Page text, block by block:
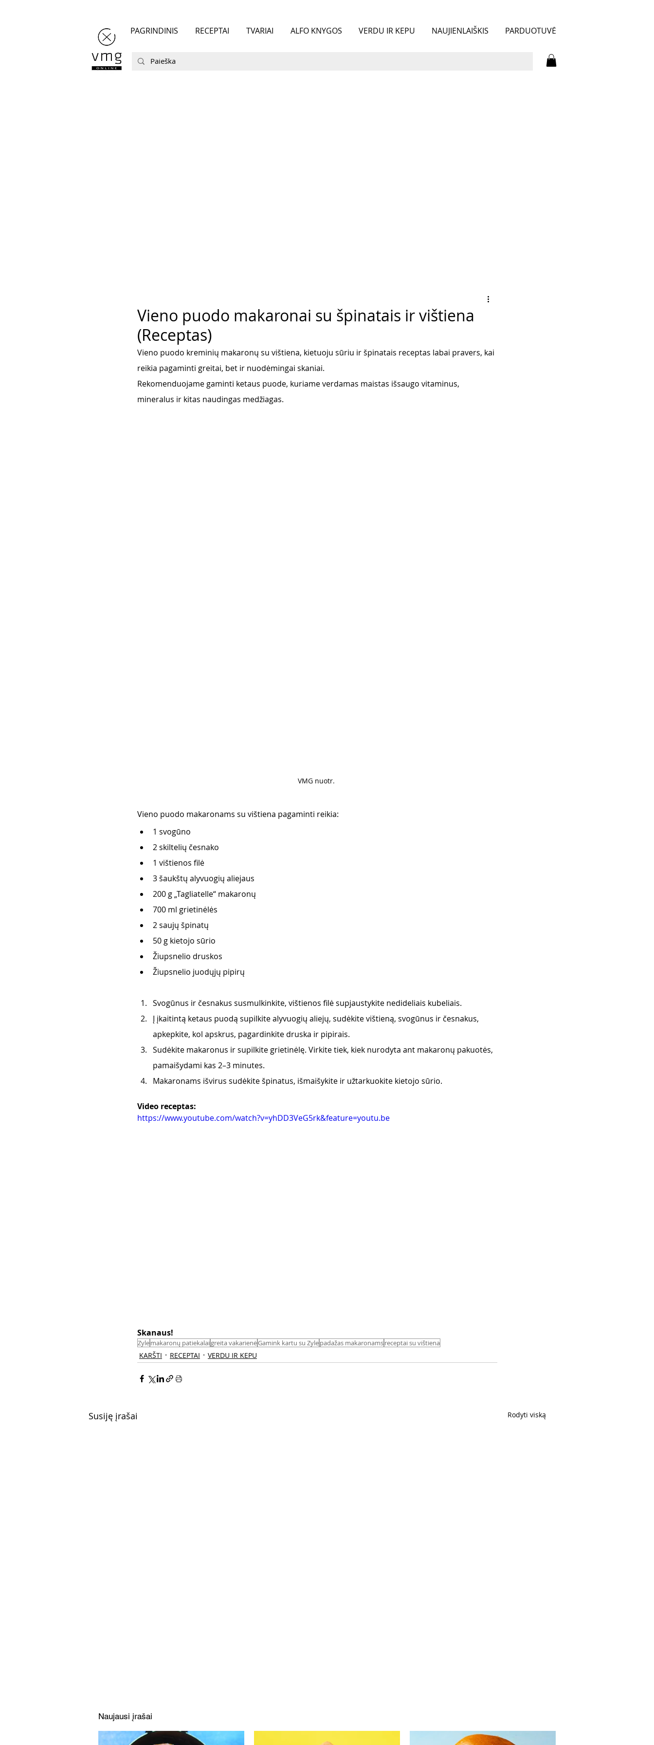
PAGRINDINIS RECEPTAI TVARIAI ALFO KNYGOS VERDU IR KEPU NAUJIENLAIŠKIS PARDUOTUVĖ
Vieno puodo makaronai su špinatais ir vištiena
(Receptas)
Vieno puodo kreminių makaronų su vištiena, kietuoju sūriu ir špinatais receptas labai pravers, kai
reikia pagaminti greitai, bet ir nuodėmingai skaniai.
Rekomenduojame gaminti ketaus puode, kuriame verdamas maistas išsaugo vitaminus,
mineralus ir kitas naudingas medžiagas.
VMG nuotr.
Vieno puodo makaronams su vištiena pagaminti reikia:
1 svogūno
2 skiltelių česnako
1 vištienos filė
3 šaukštų alyvuogių aliejaus
200 g „Tagliatelle“ makaronų
700 ml grietinėlės
2 saujų špinatų
50 g kietojo sūrio
Žiupsnelio druskos
Žiupsnelio juodųjų pipirų
Svogūnus ir česnakus susmulkinkite, vištienos filė supjaustykite nedideliais kubeliais.
Į įkaitintą ketaus puodą supilkite alyvuogių aliejų, sudėkite vištieną, svogūnus ir česnakus,
apkepkite, kol apskrus, pagardinkite druska ir pipirais.
Sudėkite makaronus ir supilkite grietinėlę. Virkite tiek, kiek nurodyta ant makaronų pakuotės,
pamaišydami kas 2–3 minutes.
Makaronams išvirus sudėkite špinatus, išmaišykite ir užtarkuokite kietojo sūrio.
Video receptas:
https://www.youtube.com/watch?v=yhDD3VeG5rk&feature=youtu.be
Skanaus!
Zylemakaronų patiekalaigreita vakarienėGamink kartu su Zylepadažas makaronamsreceptai su vištiena
KARŠTI RECEPTAI VERDU IR KEPU
Susiję įrašai Rodyti viską
Naujausi įrašai